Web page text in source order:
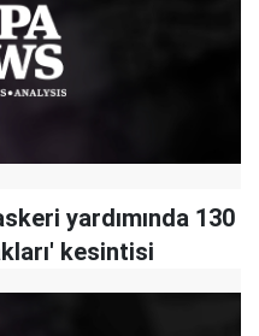
yardımında 130
kesintisi